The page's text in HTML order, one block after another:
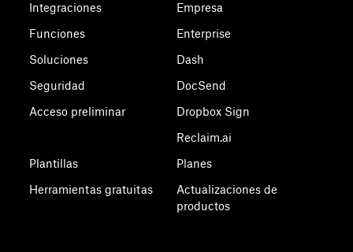
Integraciones
Funciones
Soluciones
Seguridad
Acceso preliminar
Plantillas
Herramientas gratuitas
Empresa
Enterprise
Dash
DocSend
Dropbox Sign
Reclaim.ai
Planes
Actualizaciones de
productos